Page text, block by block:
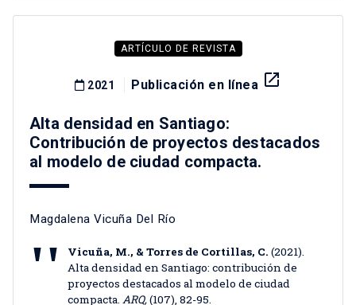
ARTÍCULO DE REVISTA
2021 Publicación en línea launch
Alta densidad en Santiago:
Contribución de proyectos destacados
al modelo de ciudad compacta.
Magdalena Vicuña Del Río
Vicuña, M., & Torres de Cortillas, C. (2021).
Alta densidad en Santiago: contribución de
proyectos destacados al modelo de ciudad
compacta. ARQ,(107), 82-95.